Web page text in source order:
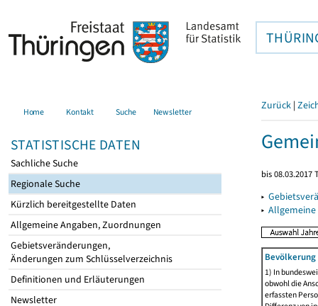
Home Kontakt Suche Newsletter
STATISTISCHE DATEN
Sachliche Suche
Regionale Suche
Kürzlich bereitgestellte Daten
Allgemeine Angaben, Zuordnungen
Gebietsveränderungen,
Änderungen zum Schlüsselverzeichnis
Definitionen und Erläuterungen
Newsletter
Zurück |
bis 08.03.2017
▸
▸
1) In
obwohl die
erfassten